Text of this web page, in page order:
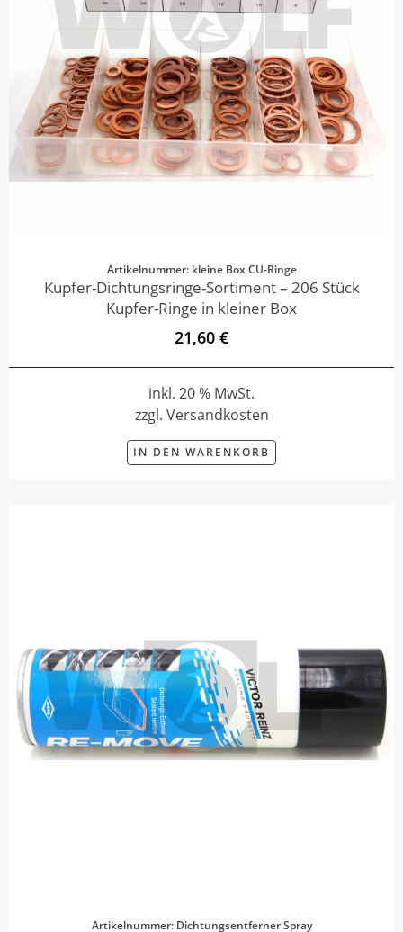
Artikelnummer: kleine Box CU-Ringe
Kupfer-Dichtungsringe-Sortiment – 206 Stück
Kupfer-Ringe in kleiner Box
21,60 €
inkl. 20 % MwSt.
zzgl. Versandkosten
IN DEN WARENKORB
Artikelnummer: Dichtungsentferner Spray